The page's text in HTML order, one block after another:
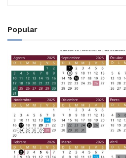
Popular